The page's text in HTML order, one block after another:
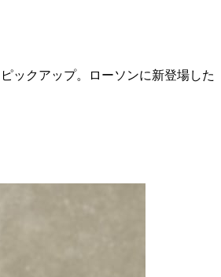
ックアップ。ローソンに新登場した